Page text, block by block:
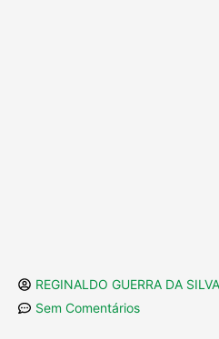
REGINALDO GUERRA DA SILVA
Sem Comentários